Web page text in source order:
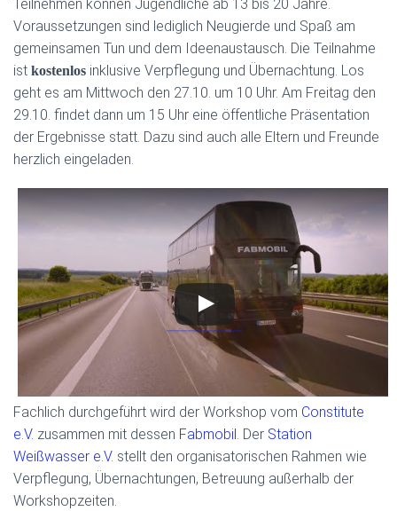
Teilnehmen können Jugendliche ab 13 bis 20 Jahre.
Voraussetzungen sind lediglich Neugierde und Spaß am
gemeinsamen Tun und dem Ideenaustausch. Die Teilnahme
ist kostenlos inklusive Verpflegung und Übernachtung. Los
geht es am Mittwoch den 27.10. um 10 Uhr. Am Freitag den
29.10. findet dann um 15 Uhr eine öffentliche Präsentation
der Ergebnisse statt. Dazu sind auch alle Eltern und Freunde
herzlich eingeladen.
Fachlich durchgeführt wird der Workshop vom Constitute
e.V. zusammen mit dessen Fabmobil . Der Station
Weißwasser e.V. stellt den organisatorischen Rahmen wie
Verpflegung, Übernachtungen, Betreuung außerhalb der
Workshopzeiten.